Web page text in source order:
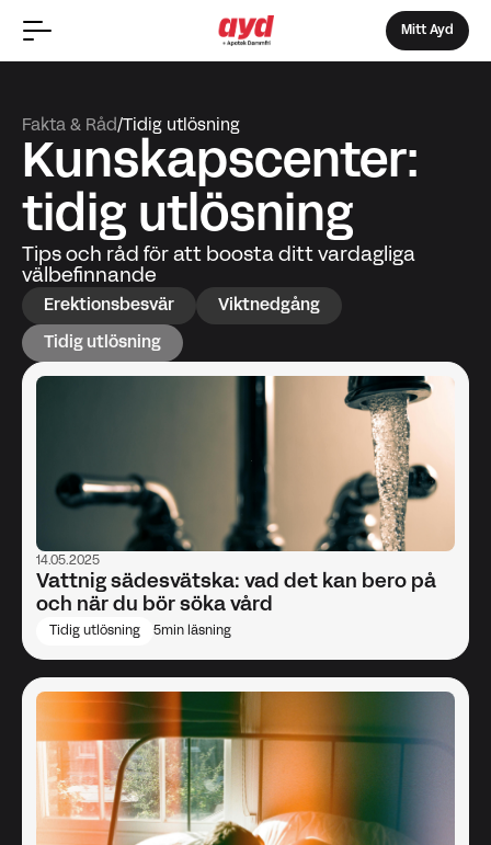
Mitt Ayd
Fakta & Råd/ Tidig utlösning
Kunskapscenter:
tidig utlösning
Tips och råd för att boosta ditt vardagliga
välbefinnande
Erektionsbesvär Viktnedgång
Tidig utlösning
14.05.2025
Vattnig sädesvätska: vad det kan bero på
och när du bör söka vård
Tidig utlösning 5 min läsning